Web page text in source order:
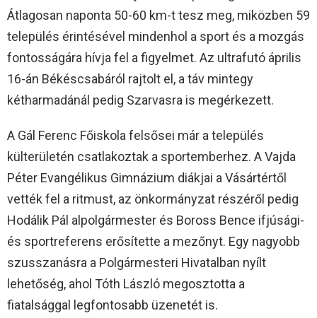
Átlagosan naponta 50-60 km-t tesz meg, miközben 59
település érintésével mindenhol a sport és a mozgás
fontosságára hívja fel a figyelmet. Az ultrafutó április
16-án Békéscsabáról rajtolt el, a táv mintegy
kétharmadánál pedig Szarvasra is megérkezett.
A Gál Ferenc Főiskola felsősei már a település
külterületén csatlakoztak a sportemberhez. A Vajda
Péter Evangélikus Gimnázium diákjai a Vásártértől
vették fel a ritmust, az önkormányzat részéről pedig
Hodálik Pál alpolgármester és Boross Bence ifjúsági-
és sportreferens erősítette a mezőnyt. Egy nagyobb
szusszanásra a Polgármesteri Hivatalban nyílt
lehetőség, ahol Tóth László megosztotta a
fiatalsággal legfontosabb üzenetét is.